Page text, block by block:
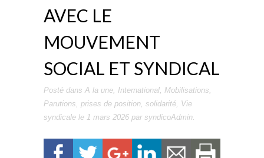
AVEC LE
MOUVEMENT
SOCIAL ET SYNDICAL
Posté dans A la une, International, Mobilisations,
Parutions, prises de position, solidarité, Vie
syndicale le 1 mars 2026 par syndicoAdmin.